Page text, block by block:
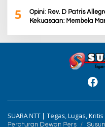
5
Opini: Rev. D Patris
Kekuasaan: Membela
SUARA NTT | Tegas, Lugas, Kritis
Peraturan Dewan Pers